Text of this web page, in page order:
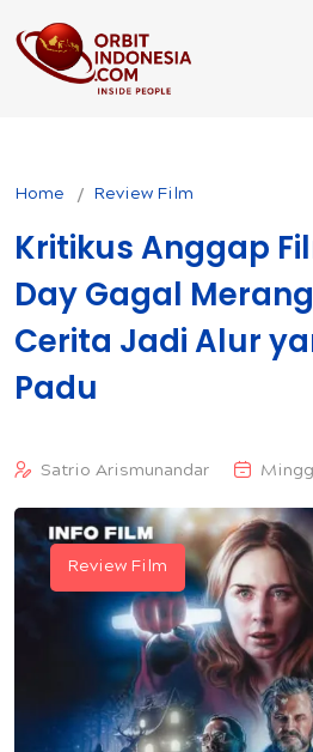
Home Review Film
Kritikus Anggap
Day Gagal
Cerita Jadi Alur
Padu
Satrio Arismunandar
Review Film